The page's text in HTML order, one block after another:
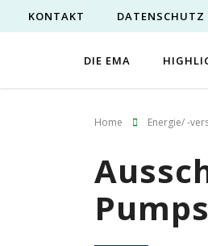
KONTAKT DATENSCHUTZ
DIE EMA
Home Energie/ -